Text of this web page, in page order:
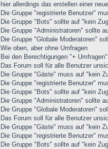
hier allerdings das erstellen einer
Die Gruppe "registrierte Benutzer"
Die Gruppe "Bots" sollte auf "kein
Die Gruppe "Administratoren" sollte
Die Gruppe "Globale Moderatoren"
Wie oben, aber ohne Umfragen
Bei den Berechtigungen "+
Das Forum soll für alle Benutzer
Die Gruppe "Gäste" muss auf "kein
Die Gruppe "registrierte Benutzer"
Die Gruppe "Bots" sollte auf "kein
Die Gruppe "Administratoren" sollte
Die Gruppe "Globale Moderatoren"
Das Forum soll für alle Benutzer
Die Gruppe "Gäste" muss auf "kein
Die Gruppe "registrierte Benutzer"
Die Gruppe "Bots" sollte auf "kein